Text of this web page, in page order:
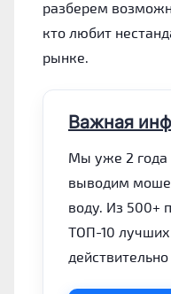
разберем
кто любит
рынке.
Важная
Мы уже 2 года
выводим
воду. Из 500+
ТОП-10